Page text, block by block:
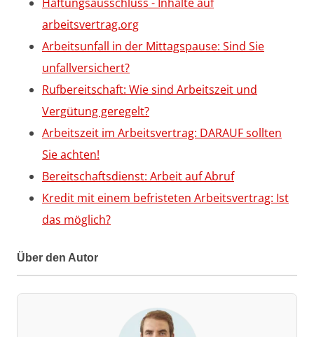
Haftungsausschluss - Inhalte auf
arbeitsvertrag.org
Arbeitsunfall in der Mittagspause: Sind Sie
unfallversichert?
Rufbereitschaft: Wie sind Arbeitszeit und
Vergütung geregelt?
Arbeitszeit im Arbeitsvertrag: DARAUF sollten
Sie achten!
Bereitschaftsdienst: Arbeit auf Abruf
Kredit mit einem befristeten Arbeitsvertrag: Ist
das möglich?
Über den Autor